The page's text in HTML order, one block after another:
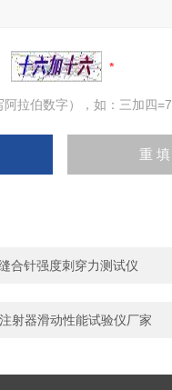
拉伯数字），如：三加四=7
合针强度刺穿力测试仪
射器滑动性能试验仪厂家